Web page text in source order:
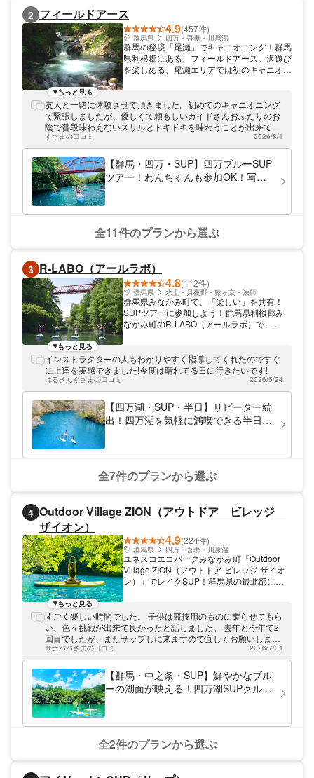
2 フィールドアース
4.9(457件)
群馬県 四万・吾妻・川原湯
群馬の秘境「尾瀬」でキャニオニング！群馬
県利根郡にある、フィールドアース。沢遊び
を楽しめる、尾瀬エリアでは初のキャニオニ
天然のウォータースライダーを楽しめます
よ。
もっと見る
友人と一緒に体験させて頂きました。初めてのキャニオニング
で緊張しましたが、優しくて頼もしいガイドさんおふたりのお
陰で普段味わえないスリルとドキドキを味わうことが出来て最
高の思い出になりました！水上の綺麗な自然にも癒されまし
た！お写真も沢山撮っていただけて嬉しかったです。フィール
ドアースさんを選んで良かったです☻ありがとうございまし
た！
すさまの口コミ 2026/8/1
【群馬・四万・SUP】四万ブルーSUP
ツアー！わんちゃんも参加OK！写真
全11件のプランから選ぶ
3 R-LABO（アールラボ）
4.8(112件)
群馬県 水上・月夜野・猿ヶ京・法師
群馬県みなかみ町で、「楽しい」を共有！
SUPツアーに参加しよう！群馬県利根郡み
なかみ町のR-LABO（アールラボ）で、
ダー。夏はラフティングのガイドとしても活
躍し、両方の技術を生かせるスポーツとし
て、SUPにハマりました。「楽しいを共有
してみんなを繋げる」が当店のモットーで
す！楽しいSUP体験を通じて、たくさんの
人と繋がりましょう。
もっと見る
インストラクターの人もわかりやすく指導してくれたのですぐ
に上達を実感できました!今度は晴れてる日に行きたいです!
はるきんぐさまの口コミ 2026/5/24
【四万湖・SUP・半日】リピーター続
出！四万湖を気軽に満喫できる半日
全7件のプランから選ぶ
4 Outdoor Village ZION（アウトドア ビレッジ
ザイオン）
4.9(224件)
群馬県 四万・吾妻・川原湯
ユネスコエコパークみなかみ町「Outdoor
Village ZION（アウトドア ビレッジ ザイオ
ン）」でレイクSUP！群馬県の最北部にあ
います。初めての方はもちろん、4歳のお子
様から、おじいちゃんおばあちゃんまで、老
若男女問わずご参加いただけます。春の桜、
夏の新緑、秋の紅葉、鳥のさえずり、木々の
ささやき、水の奏でる音、SUPに乗って、
大自然を体いっぱい体感できます。
もっと見る
すごく楽しい時間でした。 子供は競技用のものに乗らせてもら
い、色々挑戦が出来て良かったと話しました。 去年と今年で2
回目でしたが、またサップしに来ますので宜しくお願いしま
す。
サナパパさまの口コミ 2026/7/31
【群馬・中之条・SUP】鮮やかなブル
ーの湖面が映える！四万湖SUPクルー
全2件のプランから選ぶ